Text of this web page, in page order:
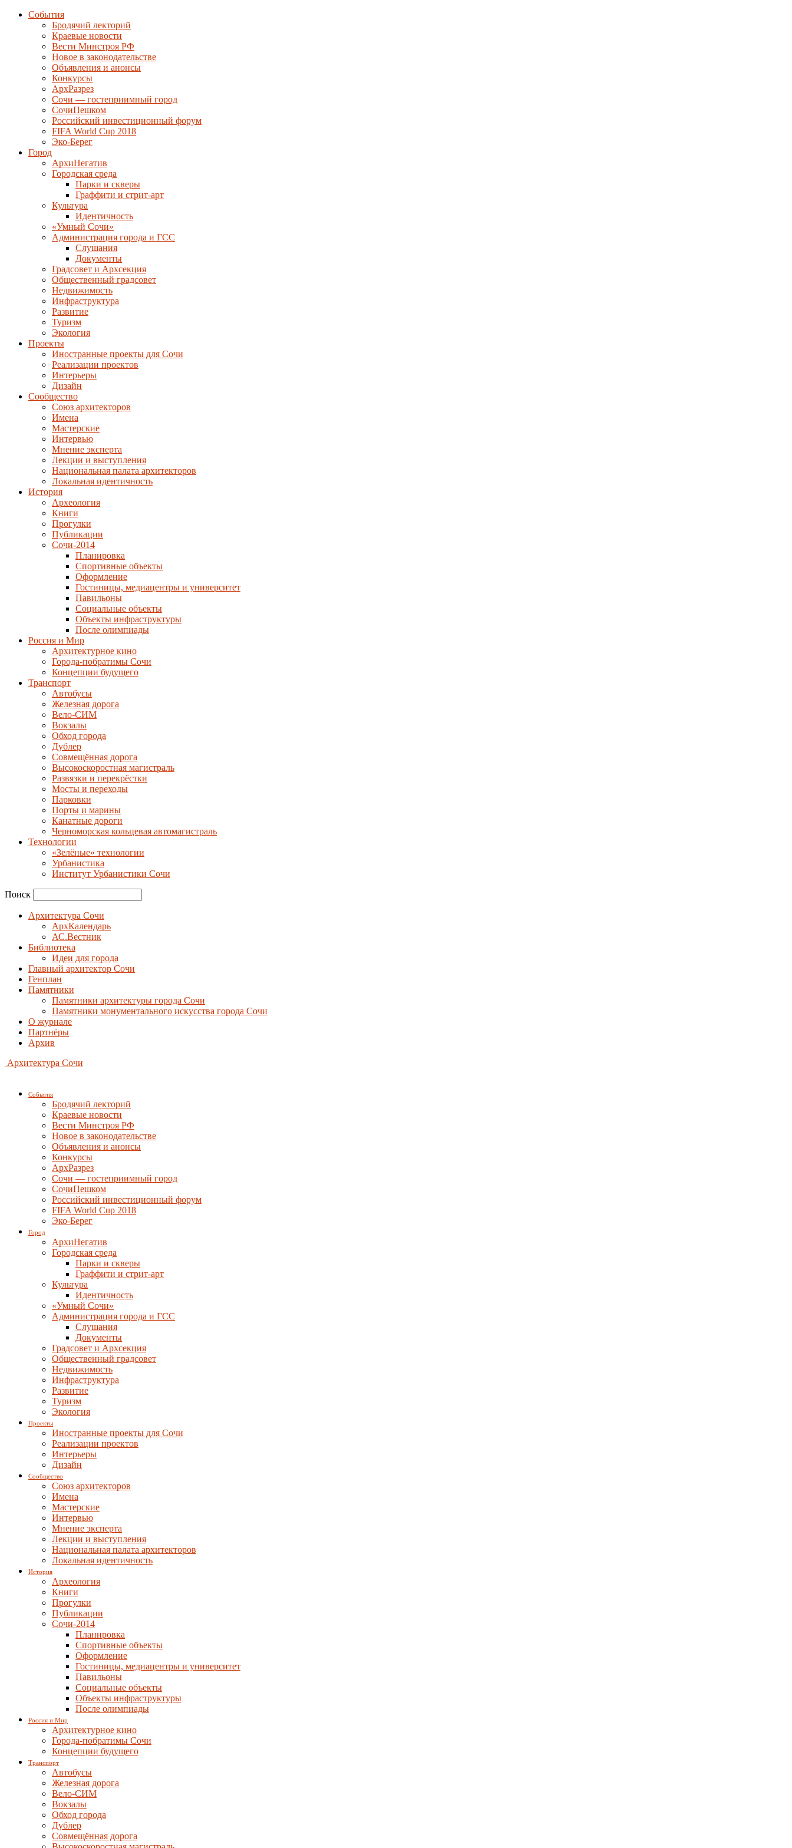
События
Бродячий лекторий
Краевые новости
Вести Минстроя РФ
Новое в законодательстве
Объявления и анонсы
Конкурсы
АрхРазрез
Сочи — гостеприимный город
СочиПешком
Российский инвестиционный форум
FIFA World Cup 2018
Эко-Берег
Город
АрхиНегатив
Городская среда
Парки и скверы
Граффити и стрит-арт
Культура
Идентичность
«Умный Сочи»
Администрация города и ГСС
Слушания
Документы
Градсовет и Архсекция
Общественный градсовет
Недвижимость
Инфраструктура
Развитие
Туризм
Экология
Проекты
Иностранные проекты для Сочи
Реализации проектов
Интерьеры
Дизайн
Сообщество
Союз архитекторов
Имена
Мастерские
Интервью
Мнение эксперта
Лекции и выступления
Национальная палата архитекторов
Локальная идентичность
История
Археология
Книги
Прогулки
Публикации
Сочи-2014
Планировка
Спортивные объекты
Оформление
Гостиницы, медиацентры и университет
Павильоны
Социальные объекты
Объекты инфраструктуры
После олимпиады
Россия и Мир
Архитектурное кино
Города-побратимы Сочи
Концепции будущего
Транспорт
Автобусы
Железная дорога
Вело-СИМ
Вокзалы
Обход города
Дублер
Совмещённая дорога
Высокоскоростная магистраль
Развязки и перекрёстки
Мосты и переходы
Парковки
Порты и марины
Канатные дороги
Черноморская кольцевая автомагистраль
Технологии
«Зелёные» технологии
Урбанистика
Институт Урбанистики Сочи
Поиск
Архитектура Сочи
АрхКалендарь
АС.Вестник
Библиотека
Идеи для города
Главный архитектор Сочи
Генплан
Памятники
Памятники архитектуры города Сочи
Памятники монументального искусства города Сочи
О журнале
Партнёры
Архив
Архитектура Сочи
События
Бродячий лекторий
Краевые новости
Вести Минстроя РФ
Новое в законодательстве
Объявления и анонсы
Конкурсы
АрхРазрез
Сочи — гостеприимный город
СочиПешком
Российский инвестиционный форум
FIFA World Cup 2018
Эко-Берег
Город
АрхиНегатив
Городская среда
Парки и скверы
Граффити и стрит-арт
Культура
Идентичность
«Умный Сочи»
Администрация города и ГСС
Слушания
Документы
Градсовет и Архсекция
Общественный градсовет
Недвижимость
Инфраструктура
Развитие
Туризм
Экология
Проекты
Иностранные проекты для Сочи
Реализации проектов
Интерьеры
Дизайн
Сообщество
Союз архитекторов
Имена
Мастерские
Интервью
Мнение эксперта
Лекции и выступления
Национальная палата архитекторов
Локальная идентичность
История
Археология
Книги
Прогулки
Публикации
Сочи-2014
Планировка
Спортивные объекты
Оформление
Гостиницы, медиацентры и университет
Павильоны
Социальные объекты
Объекты инфраструктуры
После олимпиады
Россия и Мир
Архитектурное кино
Города-побратимы Сочи
Концепции будущего
Транспорт
Автобусы
Железная дорога
Вело-СИМ
Вокзалы
Обход города
Дублер
Совмещённая дорога